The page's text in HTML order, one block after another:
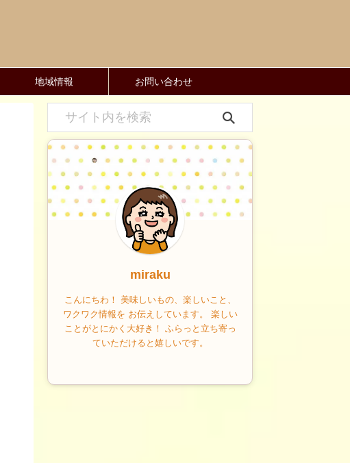
地域情報 お問い合わせ
miraku
こんにちわ！ 美味しいもの、楽しいこと、
ワクワク情報を お伝えしています。 楽しい
ことがとにかく大好き！ ふらっと立ち寄っ
ていただけると嬉しいです。